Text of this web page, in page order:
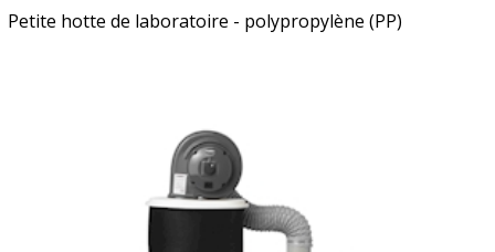
Petite hotte de laboratoire - polypropylène (PP)